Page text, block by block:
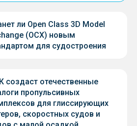
ли Open Class 3D Model
(OCX) новым
для судостроения
создаст отечественные
пропульсивных
для глиссирующих
скоростных судов и